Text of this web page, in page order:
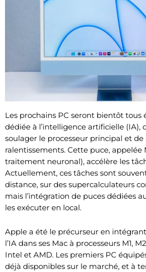
Les prochains PC seront bientôt tous
dédiée à l’intelligence artificielle (IA),
soulager le processeur principal et de
ralentissements. Cette puce, appelée
traitement neuronal), accélère les
Actuellement, ces tâches sont
distance, sur des supercalculateurs
mais l’intégration de puces dédiées
les exécuter en local.
Apple a été le précurseur en
l’IA dans ses Mac à processeurs M1,
Intel et AMD. Les premiers PC
déjà disponibles sur le marché, et à